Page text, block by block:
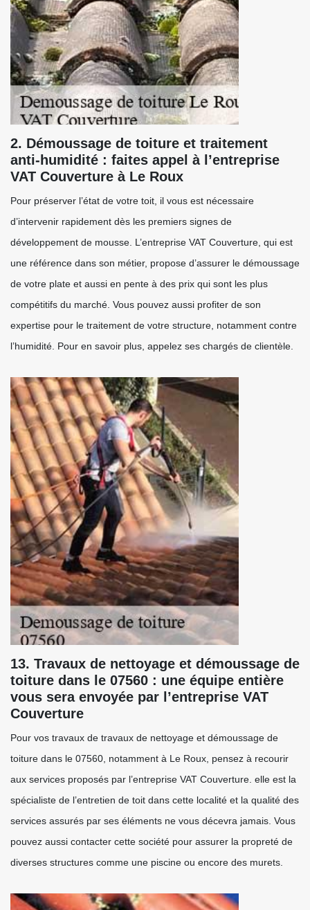
2. Démoussage de toiture et traitement
anti-humidité : faites appel à l’entreprise
VAT Couverture à Le Roux
Pour préserver l’état de votre toit, il vous est nécessaire
d’intervenir rapidement dès les premiers signes de
développement de mousse. L’entreprise VAT Couverture, qui est
une référence dans son métier, propose d’assurer le démoussage
de votre plate et aussi en pente à des prix qui sont les plus
compétitifs du marché. Vous pouvez aussi profiter de son
expertise pour le traitement de votre structure, notamment contre
l’humidité. Pour en savoir plus, appelez ses chargés de clientèle.
13. Travaux de nettoyage et démoussage de
toiture dans le 07560 : une équipe entière
vous sera envoyée par l’entreprise VAT
Couverture
Pour vos travaux de travaux de nettoyage et démoussage de
toiture dans le 07560, notamment à Le Roux, pensez à recourir
aux services proposés par l’entreprise VAT Couverture. elle est la
spécialiste de l’entretien de toit dans cette localité et la qualité des
services assurés par ses éléments ne vous décevra jamais. Vous
pouvez aussi contacter cette société pour assurer la propreté de
diverses structures comme une piscine ou encore des murets.